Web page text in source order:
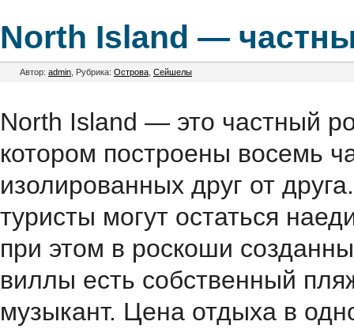
North Island —
Автор: admin , Рубрика: Острова Сейшелы
North Island — это частный
котором построены восемь
изолированных друг от
туристы могут остаться
при этом в роскоши
виллы есть собственный
музыкант. Цена отдыха в